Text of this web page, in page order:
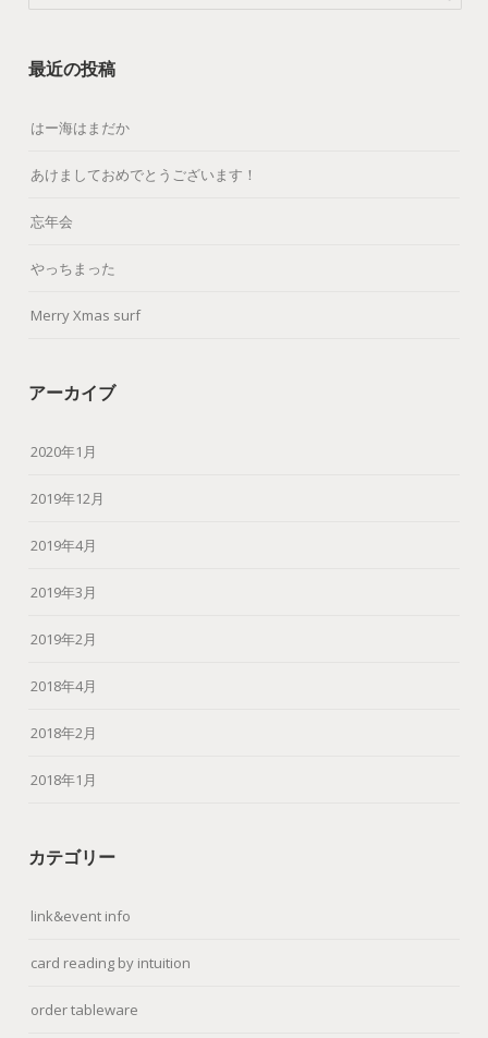
最近の投稿
はー海はまだか
あけましておめでとうございます！
忘年会
やっちまった
Merry Xmas surf
アーカイブ
2020年1月
2019年12月
2019年4月
2019年3月
2019年2月
2018年4月
2018年2月
2018年1月
カテゴリー
link&event info
card reading by intuition
order tableware